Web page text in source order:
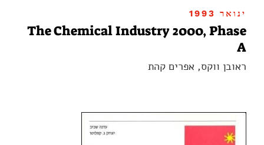
ינואר 1993
The Chemical Industry 2000, Phase
A
ראובן ווקס, אפרים קהת